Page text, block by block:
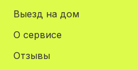
Выезд на дом
О сервисе
Отзывы